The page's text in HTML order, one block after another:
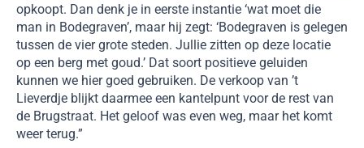
opkoopt. Dan denk je in eerste instantie ‘wat moet die
man in Bodegraven’, maar hij zegt: ‘Bodegraven is gelegen
tussen de vier grote steden. Jullie zitten op deze locatie
op een berg met goud.’ Dat soort positieve geluiden
kunnen we hier goed gebruiken. De verkoop van ’t
Lieverdje blijkt daarmee een kantelpunt voor de rest van
de Brugstraat. Het geloof was even weg, maar het komt
weer terug.”